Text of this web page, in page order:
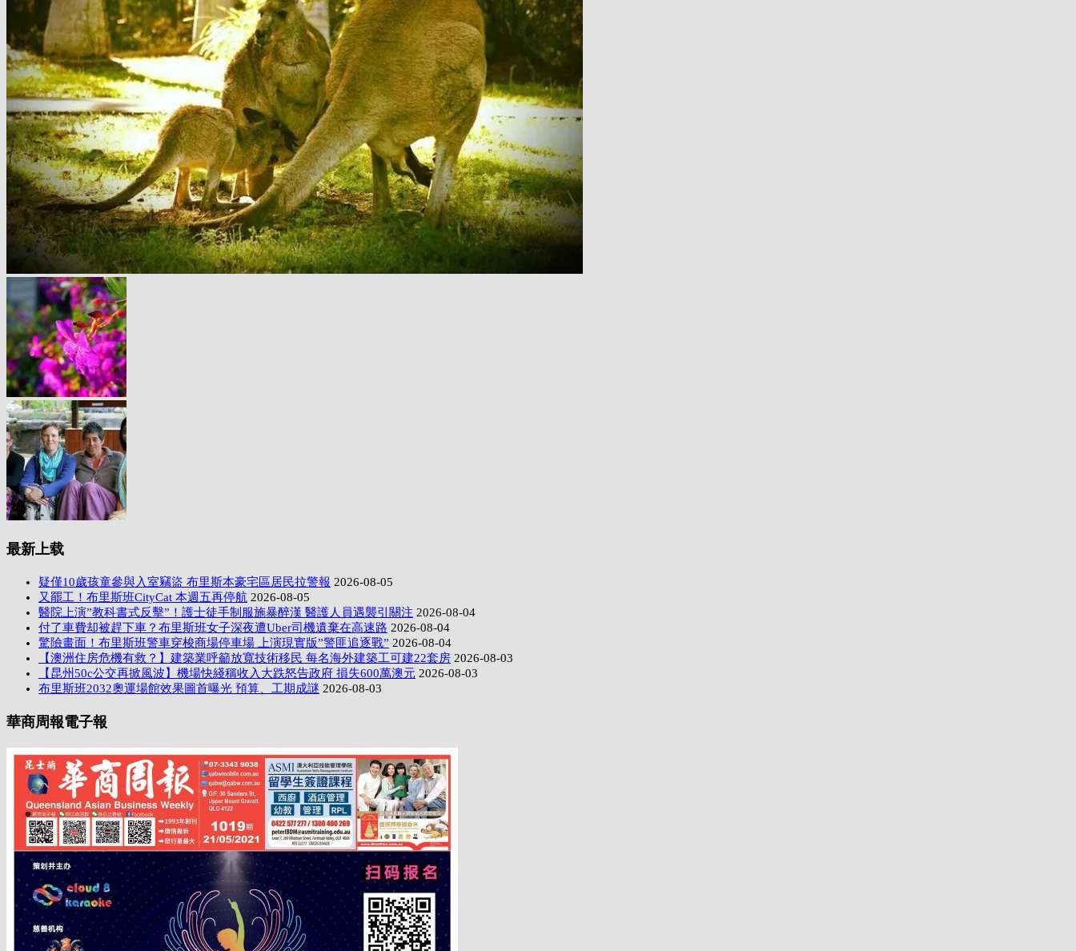
最新上载
疑僅10歲孩童參與入室竊盜 布里斯本豪宅區居民拉警報 2026-08-05
又罷工！布里斯班CityCat 本週五再停航 2026-08-05
醫院上演”教科書式反擊”！護士徒手制服施暴醉漢 醫護人員遇襲引關注 2026-08-04
付了車費却被趕下車？布里斯班女子深夜遭Uber司機遺棄在高速路 2026-08-04
驚險畫面！布里斯班警車穿梭商場停車場 上演現實版”警匪追逐戰” 2026-08-04
【澳洲住房危機有救？】建築業呼籲放寬技術移民 每名海外建築工可建22套房 2026-08-03
【昆州50c公交再掀風波】機場快綫稱收入大跌怒告政府 損失600萬澳元 2026-08-03
布里斯班2032奧運場館效果圖首曝光 預算、工期成謎 2026-08-03
華商周報電子報